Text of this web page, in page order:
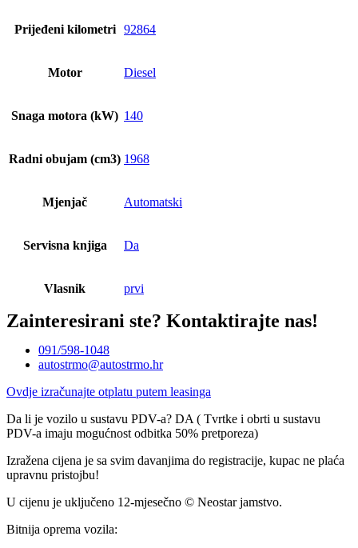
Prijeđeni kilometri 92864
Motor Diesel
Snaga motora (kW) 140
Radni obujam (cm3) 1968
Mjenjač Automatski
Servisna knjiga Da
Vlasnik prvi
Zainteresirani ste? Kontaktirajte nas!
091/598-1048
autostrmo@autostrmo.hr
Ovdje izračunajte otplatu putem leasinga
Da li je vozilo u sustavu PDV-a? DA ( Tvrtke i obrti u sustavu
PDV-a imaju mogućnost odbitka 50% pretporeza)
Izražena cijena je sa svim davanjima do registracije, kupac ne plaća
upravnu pristojbu!
U cijenu je uključeno 12-mjesečno © Neostar jamstvo.
Bitnija oprema vozila: